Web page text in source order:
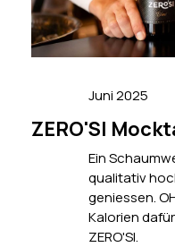
Juni 2025
ZERO'SI
Ein
qualitativ
geniessen.
Kalorien
ZERO'SI.